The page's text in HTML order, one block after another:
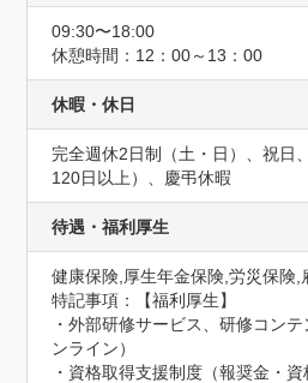
09:30〜18:00
休憩時間：12：00～13：00
休暇・休日
完全週休2日制（土・日）、祝日
120日以上）、慶弔休暇
待遇・福利厚生
健康保険,厚生年金保険,労災保険,
特記事項：【福利厚生】
・外部研修サービス、研修コン
ンライン）
・資格取得支援制度（報奨金・資